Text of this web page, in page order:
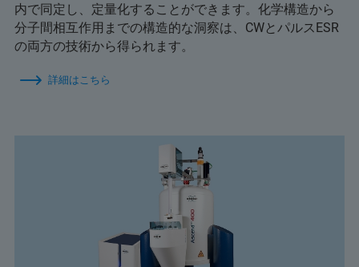
内で同定し、定量化することができます。化学構造から
分子間相互作用までの構造的な洞察は、CWとパルスESR
の両方の技術から得られます。
詳細はこちら